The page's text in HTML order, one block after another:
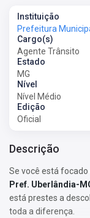
Instituição
Cargo(s)
Agente Trânsito
Estado
MG
Nível
Nível Médio
Edição
Oficial
Descrição
Se você está
Pref. Uberlândia-
está prestes a
toda a diferença.